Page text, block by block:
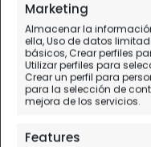
Marketing
Almacenar la
ella, Uso de datos
básicos, Crear perfiles
Utilizar perfiles para
Crear un perfil para
para la selección de
mejora de los servicios.
Features